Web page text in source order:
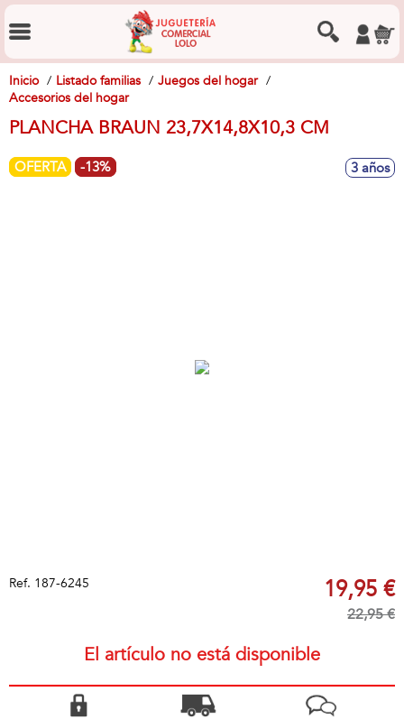
Inicio Listado familias
Juegos del hogar
Accesorios del hogar
PLANCHA BRAUN 23,7X14,8X10,3 CM
OFERTA -13% 3 años
Ref. 187-6245 19,95 €
22,95 €
El artículo no está disponible